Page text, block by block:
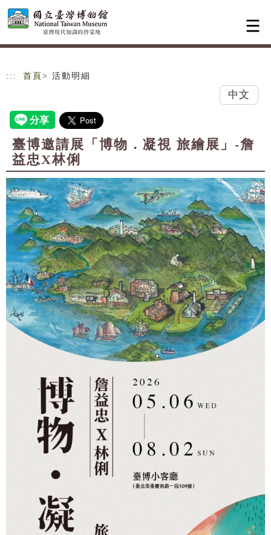
跳到主要內容
網站導覽
::: 首頁 > 活動明細
中文
臺博邀請展「博物．凝視 旅繪展」-詹
益忠X林俐